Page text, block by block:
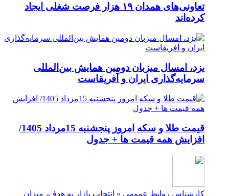
تعاونی‌های همدان ۱۹ هزار فرصت شغلی ایجاد
کرده‌اند
یزد، امسال میزبان دومین همایش بین‌المللی
سرمایه‌گذاری ایران و آفریقاست
قیمت طلا و سکه امروز پنجشنبه 15مرداد 1405/
افزایش همه قیمت ها + جدول
کارشناس روابط عمومی » انتخاب بازار به هدف، میزان